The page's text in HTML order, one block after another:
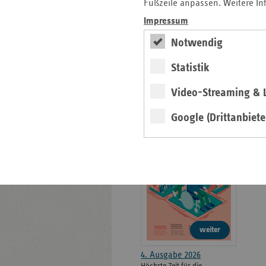
Fußzeile anpassen. Weitere
Impressum
Notwendig
Statistik
Video-Streaming &
Google
Informationen
Der vdek
Karriere
Die GKV
ePaper
weiter
4. Ausgabe 2026